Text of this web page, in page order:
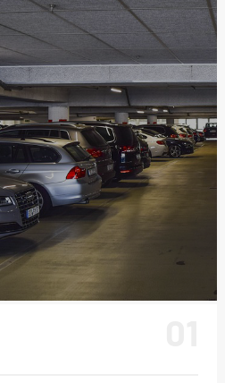
Solution
地充电
业区、住宅区等公共场所的充电设施，
时进行车辆充电，无需额外的时间和路
停车场的利用率。